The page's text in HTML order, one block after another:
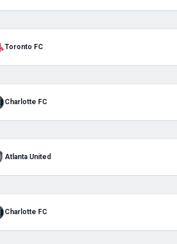
Toronto FC
Charlotte FC
Atlanta United
Charlotte FC